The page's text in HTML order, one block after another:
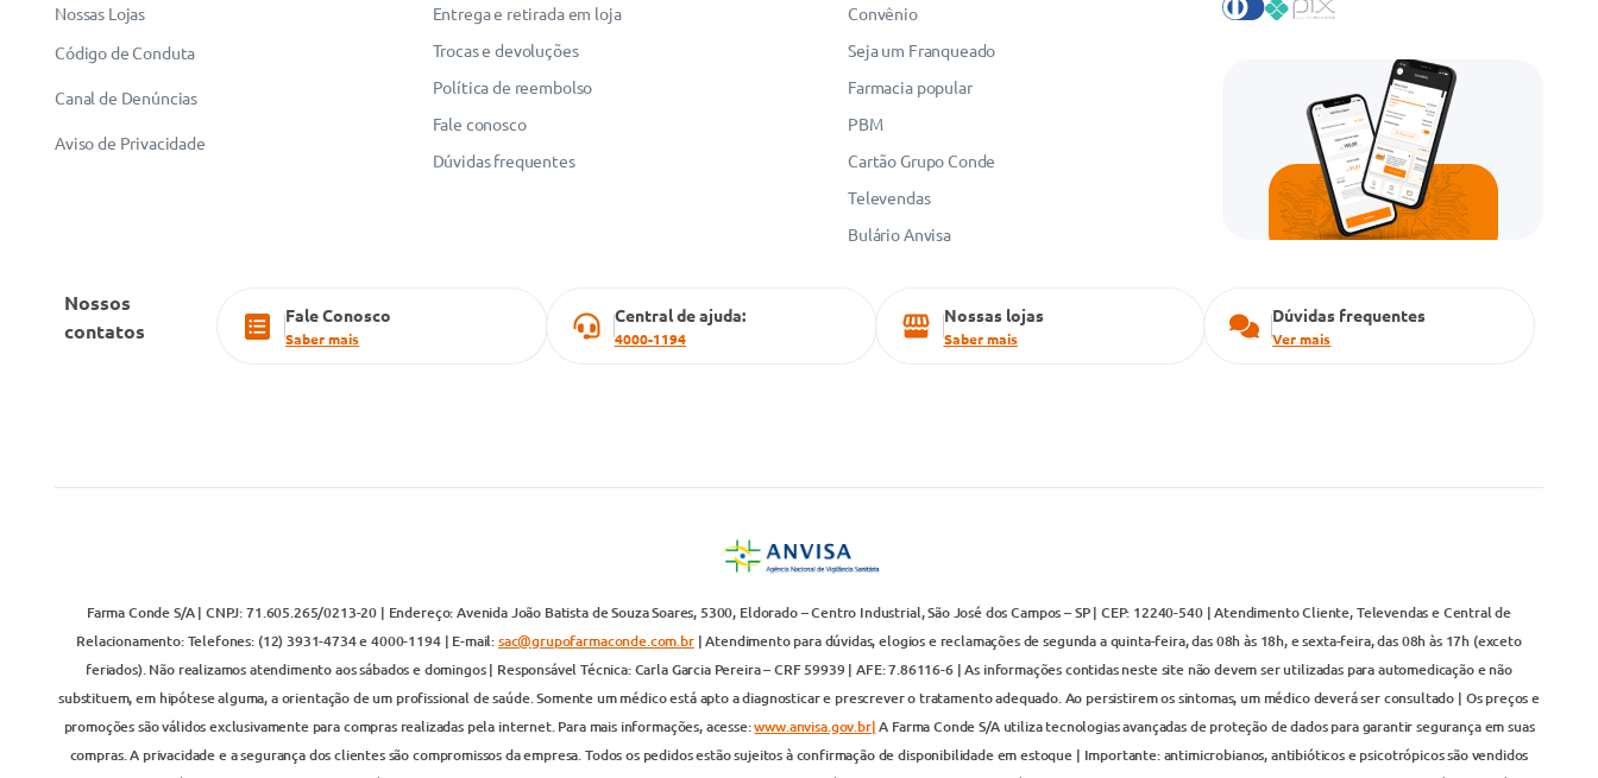
Nossas Lojas
Código de Conduta
Canal de Denúncias
Aviso de Privacidade
Entrega e retirada em loja
Trocas e devoluções
Política de reembolso
Fale conosco
Dúvidas frequentes
Convênio
Seja um Franqueado
Farmacia popular
PBM
Cartão Grupo Conde
Televendas
Bulário Anvisa
Nossos
contatos
Fale Conosco
Saber mais
Central de ajuda:
4000-1194
Nossas lojas
Saber mais
Dúvidas frequentes
Ver mais
Farma Conde S/A | CNPJ: 71.605.265/0213-20 | Endereço: Avenida João Batista de Souza Soares, 5300, Eldorado – Centro Industrial, São José dos Campos – SP | CEP: 12240-540 | Atendimento Cliente, Televendas e Central de
Relacionamento: Telefones: (12) 3931-4734 e 4000-1194 | E-mail:sac@grupofarmaconde.com.br| Atendimento para dúvidas, elogios e reclamações de segunda a quinta-feira, das 08h às 18h, e sexta-feira, das 08h às 17h (exceto
feriados). Não realizamos atendimento aos sábados e domingos | Responsável Técnica: Carla Garcia Pereira – CRF 59939 | AFE: 7.86116-6 | As informações contidas neste site não devem ser utilizadas para automedicação e não
substituem, em hipótese alguma, a orientação de um profissional de saúde. Somente um médico está apto a diagnosticar e prescrever o tratamento adequado. Ao persistirem os sintomas, um médico deverá ser consultado | Os preços e
promoções são válidos exclusivamente para compras realizadas pela internet. Para mais informações, acesse:www.anvisa.gov.br|A Farma Conde S/A utiliza tecnologias avançadas de proteção de dados para garantir segurança em suas
compras. A privacidade e a segurança dos clientes são compromissos da empresa. Todos os pedidos estão sujeitos à confirmação de disponibilidade em estoque | Importante: antimicrobianos, antibióticos e psicotrópicos são vendidos